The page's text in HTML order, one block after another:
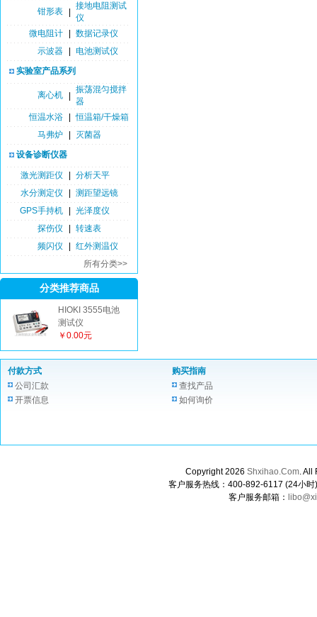
钳形表
接地电阻测试
仪
微电阻计
数据记录仪
示波器
电池测试仪
实验室产品系列
离心机
振荡混匀搅拌
器
恒温水浴
恒温箱/干燥箱
马弗炉
灭菌器
设备诊断仪器
激光测距仪
分析天平
水分测定仪
测距望远镜
GPS手持机
光泽度仪
探伤仪
转速表
频闪仪
红外测温仪
所有分类>>
分类推荐商品
HIOKI 3555电池
测试仪
￥0.00元
付款方式
公司汇款
开票信息
购买指南
查找产品
如何询价
Copyright 2026 Shxihao.Com. All
客户服务热线：400-892-6117 (24小
客户服务邮箱：